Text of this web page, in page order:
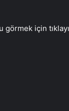
için